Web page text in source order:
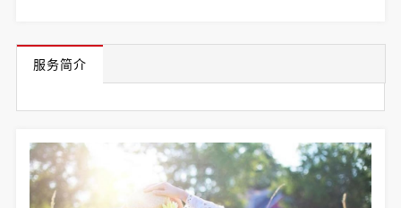
服务简介